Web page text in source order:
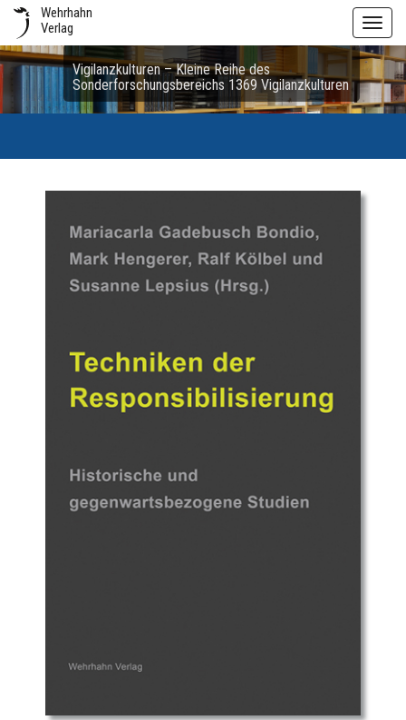
Wehrhahn
Verlag
Vigilanzkulturen – Kleine Reihe des
Sonderforschungsbereichs 1369 Vigilanzkulturen